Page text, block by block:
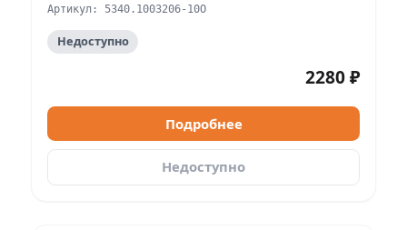
Артикул: 5340.1003206-10О
Недоступно
2280 ₽
Подробнее
Недоступно